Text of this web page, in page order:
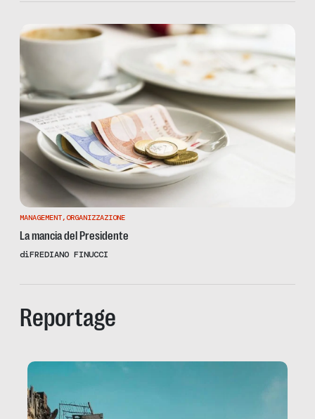
MANAGEMENT,ORGANIZZAZIONE
La mancia del Presidente
diFREDIANO FINUCCI
Reportage